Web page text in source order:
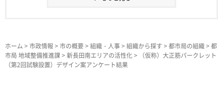
ホーム > 市政情報 > 市の概要> 組織・人事> 組織から探す > 都市局の組織> 都
市局 地域整備推進課> 新長田南エリアの活性化> （仮称）大正筋パークレット
（第2回試験設置）デザイン案アンケート結果